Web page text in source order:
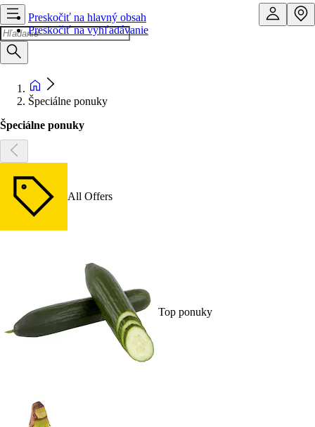
Preskočiť na hlavný obsah
Preskočiť na vyhľadávanie
Špeciálne ponuky
Špeciálne ponuky
All Offers
Top ponuky